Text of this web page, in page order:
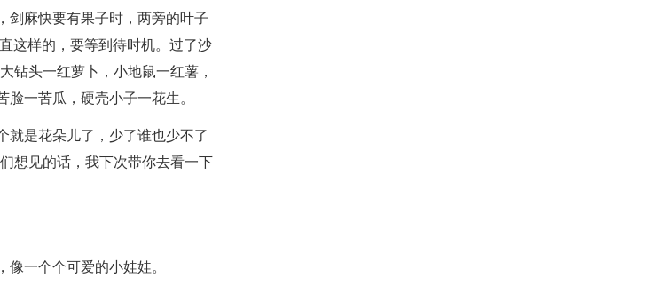
剑麻快要有果子时，两旁的叶子
这样的，要等到待时机。过了沙
钻头一红萝卜，小地鼠一红薯，
一苦瓜，硬壳小子一花生。
就是花朵儿了，少了谁也少不了
想见的话，我下次带你去看一下
一个个可爱的小娃娃。